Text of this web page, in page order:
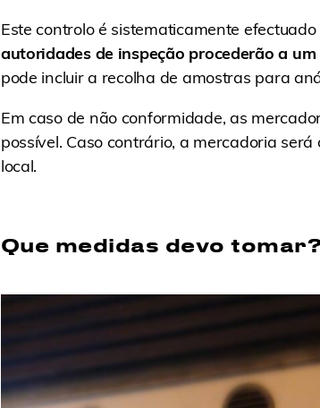
Este controlo é sistematicamente
autoridades de inspeção procederão a
pode incluir a recolha de amostras para
Em caso de não conformidade, as
possível. Caso contrário, a mercadoria
local.
Que medidas devo